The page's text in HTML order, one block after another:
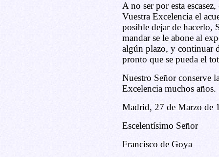
A no ser por esta
Vuestra Excelencia el
posible dejar de hacerlo,
mandar se le abone al
algún plazo, y continuar
pronto que se pueda el
Nuestro Señor conserve
Excelencia muchos años.
Madrid, 27 de Marzo de
Escelentísimo Señor
Francisco de Goya